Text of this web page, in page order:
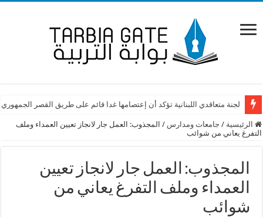
لجنة متعاقدي اللبنانية تؤكد أن إعتصامها غدا قائم على طريق القصر الجمهوري
الرئيسية / جامعات ومدارس / المجذوب: العمل جار لانجاز تعيين العمداء وملف
التفرغ يعاني من شوائب
المجذوب: العمل جار لانجاز تعيين
العمداء وملف التفرغ يعاني من
شوائب